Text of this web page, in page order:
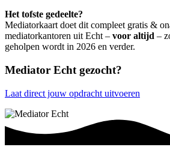
Het tofste gedeelte?
Mediatorkaart doet dit compleet gratis &
mediatorkantoren uit Echt – voor altijd –
geholpen wordt in 2026 en verder.
Mediator Echt gezocht?
Laat direct jouw opdracht uitvoeren